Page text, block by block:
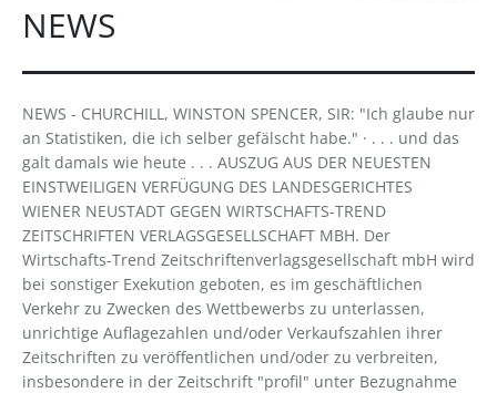
NEWS
NEWS - CHURCHILL, WINSTON SPENCER, SIR: "Ich glaube nur
an Statistiken, die ich selber gefälscht habe." · . . . und das
galt damals wie heute . . . AUSZUG AUS DER NEUESTEN
EINSTWEILIGEN VERFÜGUNG DES LANDESGERICHTES
WIENER NEUSTADT GEGEN WIRTSCHAFTS-TREND
ZEITSCHRIFTEN VERLAGSGESELLSCHAFT MBH. Der
Wirtschafts-Trend Zeitschriftenverlagsgesellschaft mbH wird
bei sonstiger Exekution geboten, es im geschäftlichen
Verkehr zu Zwecken des Wettbewerbs zu unterlassen,
unrichtige Auflagezahlen und/oder Verkaufszahlen ihrer
Zeitschriften zu veröffentlichen und/oder zu verbreiten,
insbesondere in der Zeitschrift "profil" unter Bezugnahme